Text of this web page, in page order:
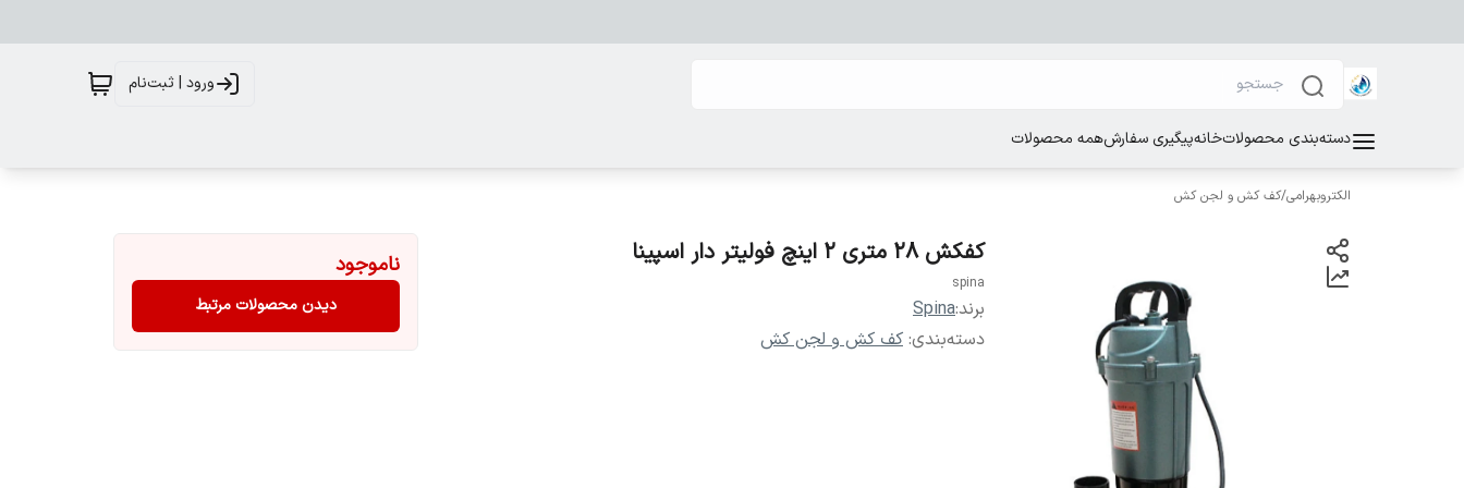
ورود | ثبت‌نام
دسته‌بندی محصولاتخانهپیگیری سفارشهمه محصولات
الکتروبهرامی/کف کش و لجن کش
کفکش ۲۸ متری ۲ اینچ فولیتر دار اسپینا
spina
برند:Spina
دسته‌بندی: کف کش و لجن کش
ناموجود
دیدن محصولات مرتبط